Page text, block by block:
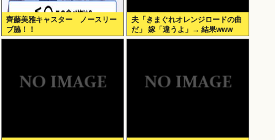
齊藤美雅キャスター ノースリー
ブ脇！！
夫「きまぐれオレンジロードの曲
だ」 嫁「違うよ」→ 結果www